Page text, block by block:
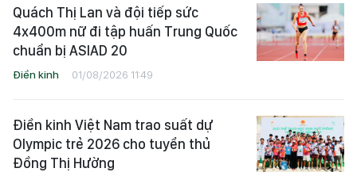
Quách Thị Lan và đội tiếp sức
4x400m nữ đi tập huấn Trung Quốc
chuẩn bị ASIAD 20
Điền kinh 01/08/2026 11:49
Điền kinh Việt Nam trao suất dự
Olympic trẻ 2026 cho tuyển thủ
Đồng Thị Hường